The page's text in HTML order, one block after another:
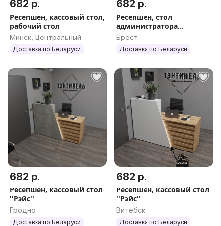
682 р.
Ресепшен, кассовый стол,
рабочий стол
Минск, Центральный
Доставка по Беларуси
682 р.
Ресепшен, стол
администратора
Модель''Рэйс''
Брест
Доставка по Беларуси
682 р.
Ресепшен, кассовый стол
''Рэйс''
Гродно
Доставка по Беларуси
682 р.
Ресепшен, кассовый стол
''Рэйс''
Витебск
Доставка по Беларуси